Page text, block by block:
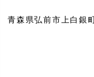
青森県弘前市上白銀